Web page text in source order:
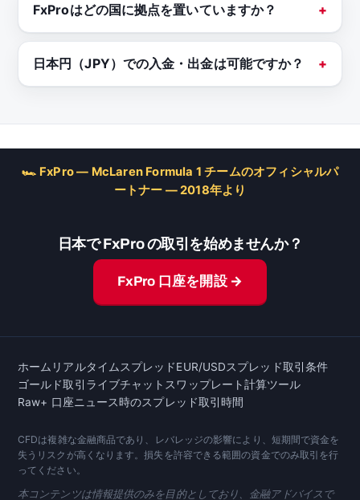
FxProはどの国に拠点を置いていますか？
日本円（JPY）での入金・出金は可能ですか？
🏎 FxPro — McLaren Formula 1 チームのオフィシャルパ
ートナー — 2018年より
日本で FxPro の取引を始めませんか？
FxPro 口座を開設 →
ホーム リアルタイムスプレッドEUR/USDスプレッド取引条件
ゴールド取引 ライブチャット スワップレート計算ツール
Raw+ 口座ニュース時のスプレッド取引時間
CFDは複雑な金融商品であり、レバレッジの影響により、短期間で資金を
失うリスクが高くなります。損失を許容できる範囲の資金でのみ取引を行
ってください。
本コンテンツは情報提供のみを目的としており、金融アドバイスで